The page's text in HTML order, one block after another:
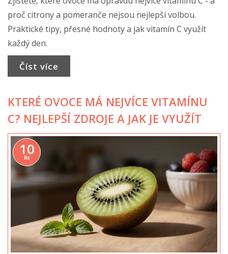
proč citrony a pomeranče nejsou nejlepší volbou.
Praktické tipy, přesné hodnoty a jak vitamín C využít
každý den.
Číst více
KTERÉ OVOCE MÁ NEJVÍCE VITAMÍNU
C? NEJLEPŠÍ ZDROJE A JAK JE VYUŽÍT
10
lis